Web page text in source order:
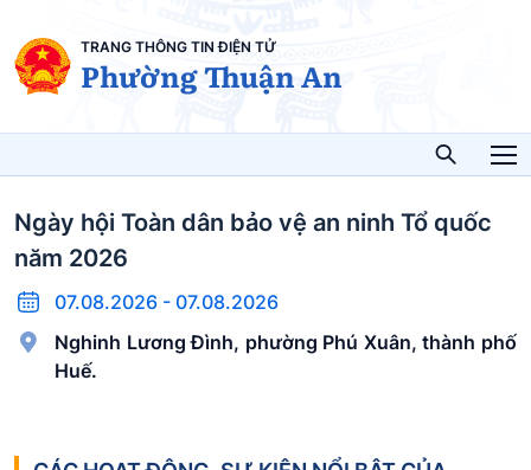
TRANG THÔNG TIN ĐIỆN TỬ
Phường Thuận An
Ngày hội Toàn dân bảo vệ an ninh Tổ quốc
năm 2026
07.08.2026 - 07.08.2026
Nghinh Lương Đình, phường Phú Xuân, thành phố
Huế.